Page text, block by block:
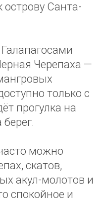
острову Санта-
Черепаха —
только с
прогулка на
можно
скатов,
акул-молотов и
спокойное и